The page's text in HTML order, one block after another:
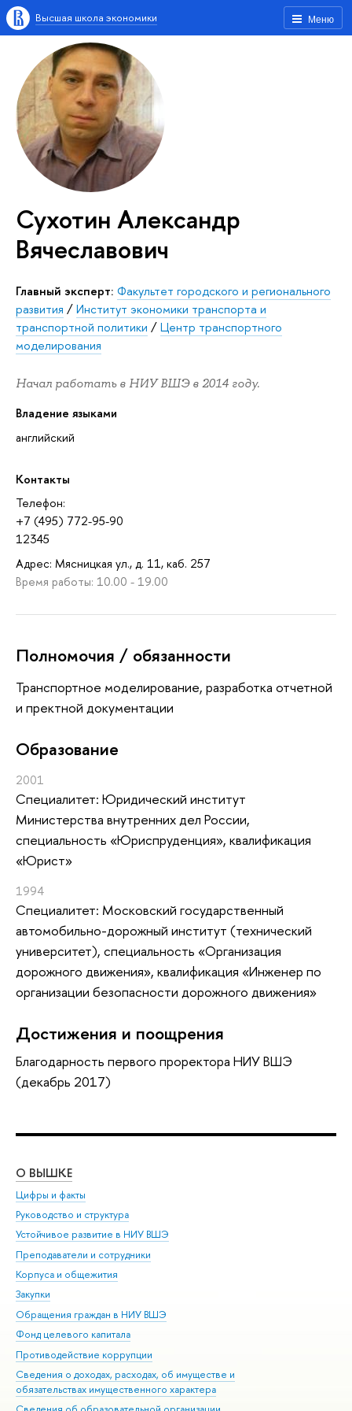
Меню
Высшая школа экономики
Сухотин Александр
Вячеславович
Главный эксперт: Факультет городского и регионального
развития /Институт экономики транспорта и
транспортной политики /Центр транспортного
моделирования
Начал работать в НИУ ВШЭ в 2014 году.
Владение языками
английский
Контакты
Телефон:
+7 (495) 772-95-90
12345
Адрес: Мясницкая ул., д. 11, каб. 257
Время работы: 10.00 - 19.00
Полномочия / обязанности
Транспортное моделирование, разработка отчетной
и пректной документации
Oбразование
2001
Специалитет: Юридический институт
Министерства внутренних дел России,
специальность «Юриспруденция», квалификация
«Юрист»
1994
Специалитет: Московский государственный
автомобильно-дорожный институт (технический
университет), специальность «Организация
дорожного движения», квалификация «Инженер по
организации безопасности дорожного движения»
Достижения и поощрения
Благодарность первого проректора НИУ ВШЭ
(декабрь 2017)
О ВЫШКЕ
Цифры и факты
Руководство и структура
Устойчивое развитие в НИУ ВШЭ
Преподаватели и сотрудники
Корпуса и общежития
Закупки
Обращения граждан в НИУ ВШЭ
Фонд целевого капитала
Противодействие коррупции
Сведения о доходах, расходах, об имуществе и
обязательствах имущественного характера